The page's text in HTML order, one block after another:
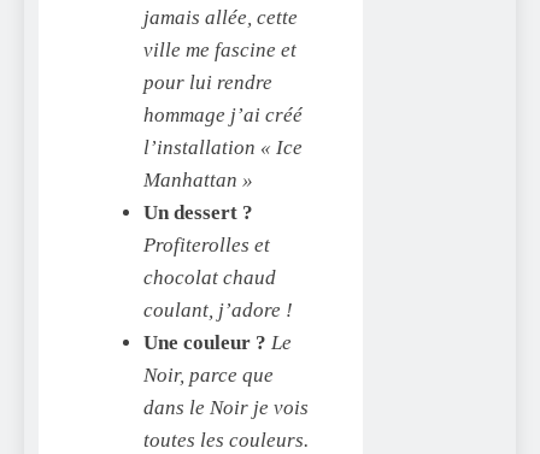
jamais allée, cette
ville me fascine et
pour lui rendre
hommage j’ai créé
l’installation « Ice
Manhattan »
Un dessert ?
Profiterolles et
chocolat chaud
coulant, j’adore !
Une couleur ? Le
Noir, parce que
dans le Noir je vois
toutes les couleurs.